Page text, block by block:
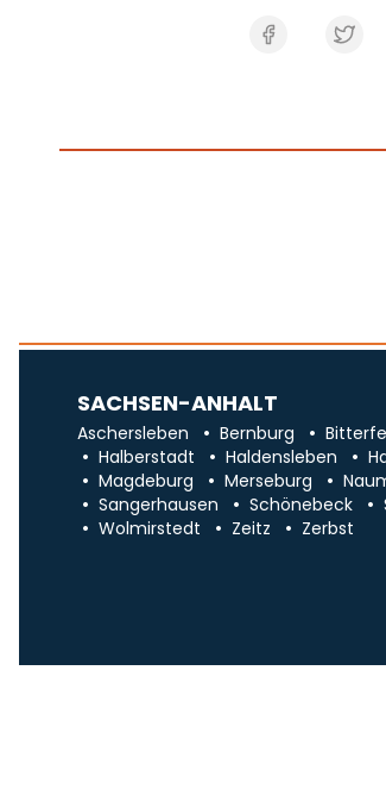
SACHSEN-ANHALT
Aschersleben Bernburg
Halberstadt
Haldensleben
Magdeburg
Merseburg
Sangerhausen
Schönebeck
Wolmirstedt
Zeitz Zerbst